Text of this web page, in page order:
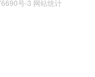
号-3 网站统计